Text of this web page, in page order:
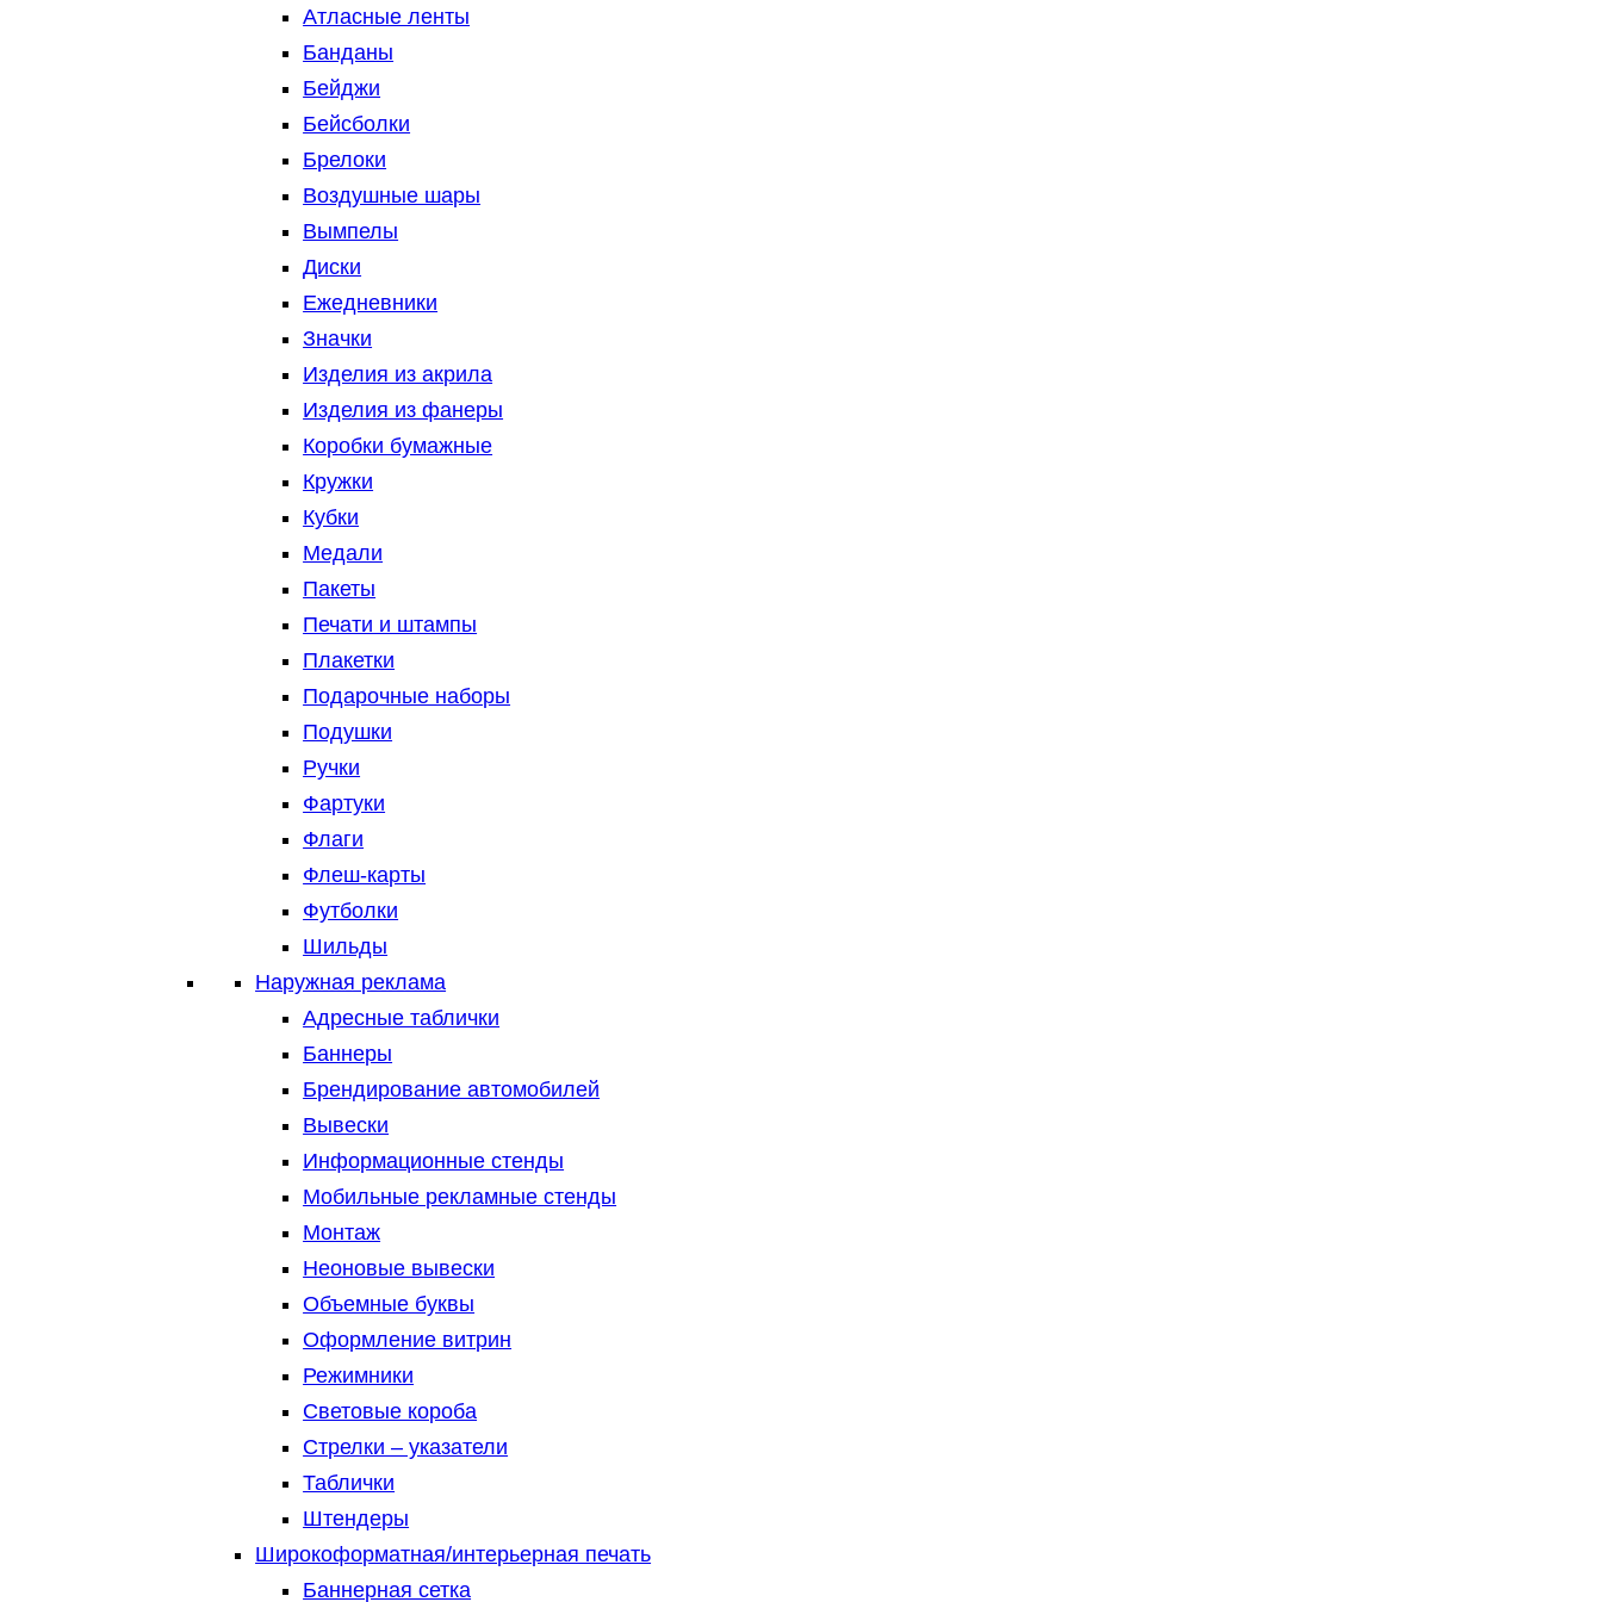
Атласные ленты
Банданы
Бейджи
Бейсболки
Брелоки
Воздушные шары
Вымпелы
Диски
Ежедневники
Значки
Изделия из акрила
Изделия из фанеры
Коробки бумажные
Кружки
Кубки
Медали
Пакеты
Печати и штампы
Плакетки
Подарочные наборы
Подушки
Ручки
Фартуки
Флаги
Флеш-карты
Футболки
Шильды
Наружная реклама
Адресные таблички
Баннеры
Брендирование автомобилей
Вывески
Информационные стенды
Мобильные рекламные стенды
Монтаж
Неоновые вывески
Объемные буквы
Оформление витрин
Режимники
Световые короба
Стрелки – указатели
Таблички
Штендеры
Широкоформатная/интерьерная печать
Баннерная сетка